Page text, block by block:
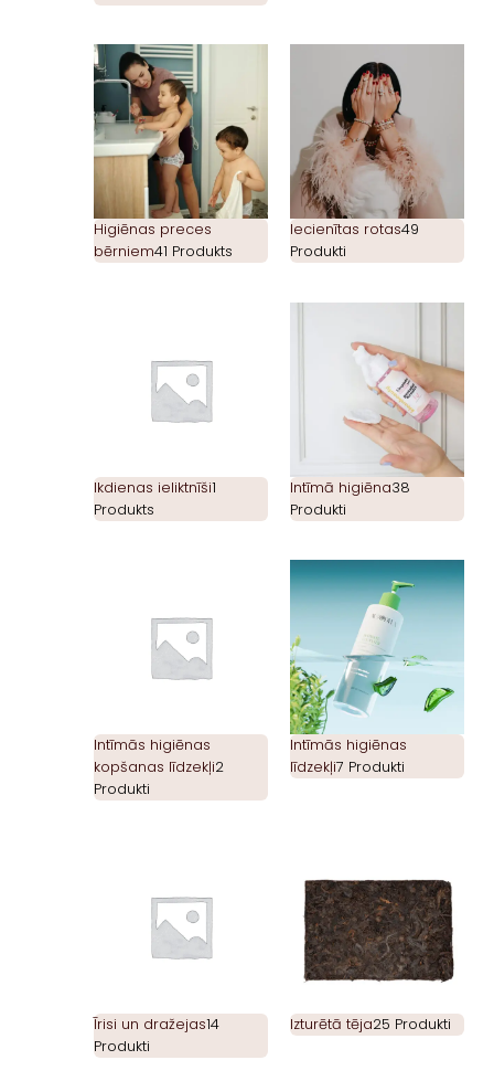
Higiēnas preces
bērniem41 Produkts
Iecienītas rotas49
Produkti
Ikdienas ieliktnīši1
Produkts
Intīmā higiēna38
Produkti
Intīmās higiēnas
kopšanas līdzekļi2
Produkti
Intīmās higiēnas
līdzekļi7 Produkti
Īrisi un dražejas14
Produkti
Izturētā tēja25 Produkti